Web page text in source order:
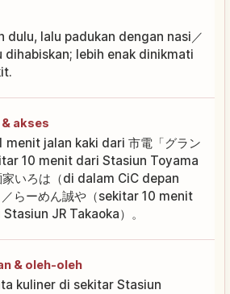
dulu, lalu padukan dengan nasi／
dihabiskan; lebih enak dinikmati
akses
menit jalan kaki dari 市電「グラン
10 menit dari Stasiun Toyama
いろは（di dalam CiC depan
らーめん誠や（sekitar 10 menit
JR Takaoka）。
& oleh-oleh
kuliner di sekitar Stasiun